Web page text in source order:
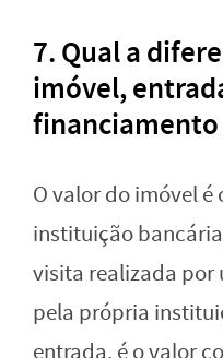
7. Qual a
imóvel,
financiamento
O valor do imóvel
instituição
visita realizada por
pela própria